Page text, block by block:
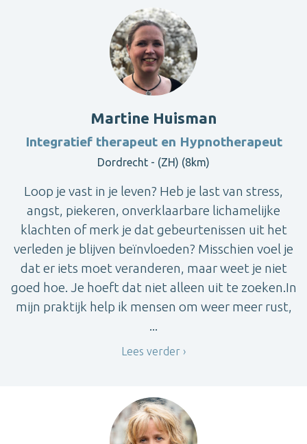
Martine Huisman
Integratief therapeut en Hypnotherapeut
Dordrecht - (ZH) (8km)
Loop je vast in je leven? Heb je last van stress,
angst, piekeren, onverklaarbare lichamelijke
klachten of merk je dat gebeurtenissen uit het
verleden je blijven beïnvloeden? Misschien voel je
dat er iets moet veranderen, maar weet je niet
goed hoe. Je hoeft dat niet alleen uit te zoeken.In
mijn praktijk help ik mensen om weer meer rust,
...
Lees verder